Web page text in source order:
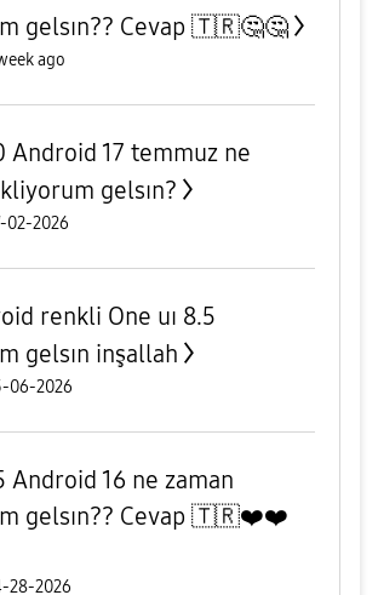
gelsın?? Cevap 🇹🇷🤔🤔
ago
Android 17 temmuz ne
gelsın?
02-2026
renkli One uı 8.5
gelsın inşallah
06-2026
Android 16 ne zaman
gelsın?? Cevap 🇹🇷❤️❤️
28-2026